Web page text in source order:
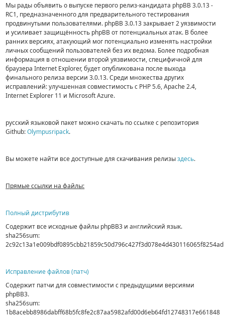
Мы рады объявить о выпуске первого релиз-кандидата phpBB 3.0.13 -
RC1, предназначенного для предварительного тестирования
продвинутыми пользователями. phpBB 3.0.13 закрывает 2 уязвимости
и усиливает защищённость phpBB от потенциальных атак. В более
ранних версиях, атакующий мог потенциально изменять настройки
личных сообщений пользователей без их ведома. Более подробная
информация в отношении второй уязвимости, специфичной для
браузера Internet Explorer, будет опубликована после выхода
финального релиза версии 3.0.13. Среди множества других
исправлений: улучшенная совместимость с PHP 5.6, Apache 2.4,
Internet Explorer 11 и Microsoft Azure.
русский языковой пакет можно скачать по ссылке с репозитория
Github:Olympusripack.
Вы можете найти все доступные для скачивания релизыздесь.
Прямые ссылки на файлы:
Полный дистрибутив
Содержит все исходные файлы phpBB3 и английский язык.
sha256sum:
2c92c13a1e009bdf0895cbb21859c50d796c427f3d078e4d430116065f8254ad
Исправление файлов (патч)
Содержит патчи для совместимости с предыдущими версиями
phpBB3.
sha256sum:
1b8acebb8986dabff68b5fc8fe2c87aa5982afd00d6eb64fd12748317e661848